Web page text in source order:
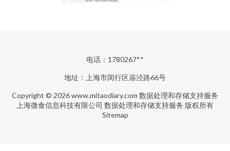
电话：1780267**
地址：上海市闵行区庙泾路66号
Copyright © 2026www.mitaodiary.com 数据处理和存储支持服务
上海微食信息科技有限公司 数据处理和存储支持服务 版权所有
Sitemap